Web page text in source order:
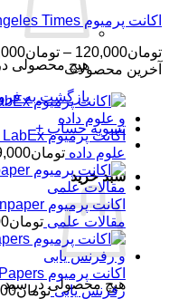
هیچ محصولی
بازگشت به
تسویه حساب +
سبد خرید
هیچ محصولی در
اکانت پرمیوم Los Angeles Times – مجله و روزنامه بین المللی
تومان120,000
– تومان
آخرین محصولات
علوم داده تومان
مقالات علمی تومان
رفرنس یابی تومان